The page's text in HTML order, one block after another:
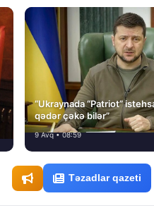
“Ukraynada “Patriot”
qədər çəkə bilər”
9 Avq • 08:59
Təzadlar qazeti